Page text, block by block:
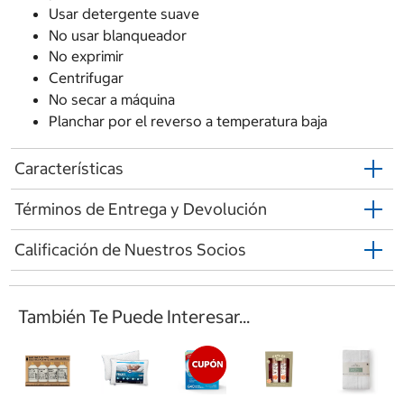
Usar detergente suave
No usar blanqueador
No exprimir
Centrifugar
No secar a máquina
Planchar por el reverso a temperatura baja
Características
Términos de Entrega y Devolución
Calificación de Nuestros Socios
También Te Puede Interesar...